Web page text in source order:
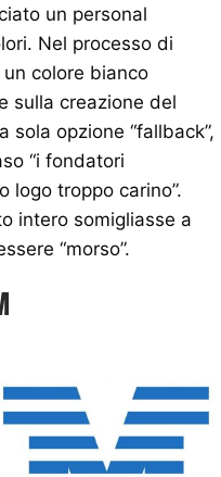
un personal
Nel processo di
colore bianco
sulla creazione del
sola opzione “fallback”,
“i fondatori
logo troppo carino”.
intero somigliasse a
“morso”.